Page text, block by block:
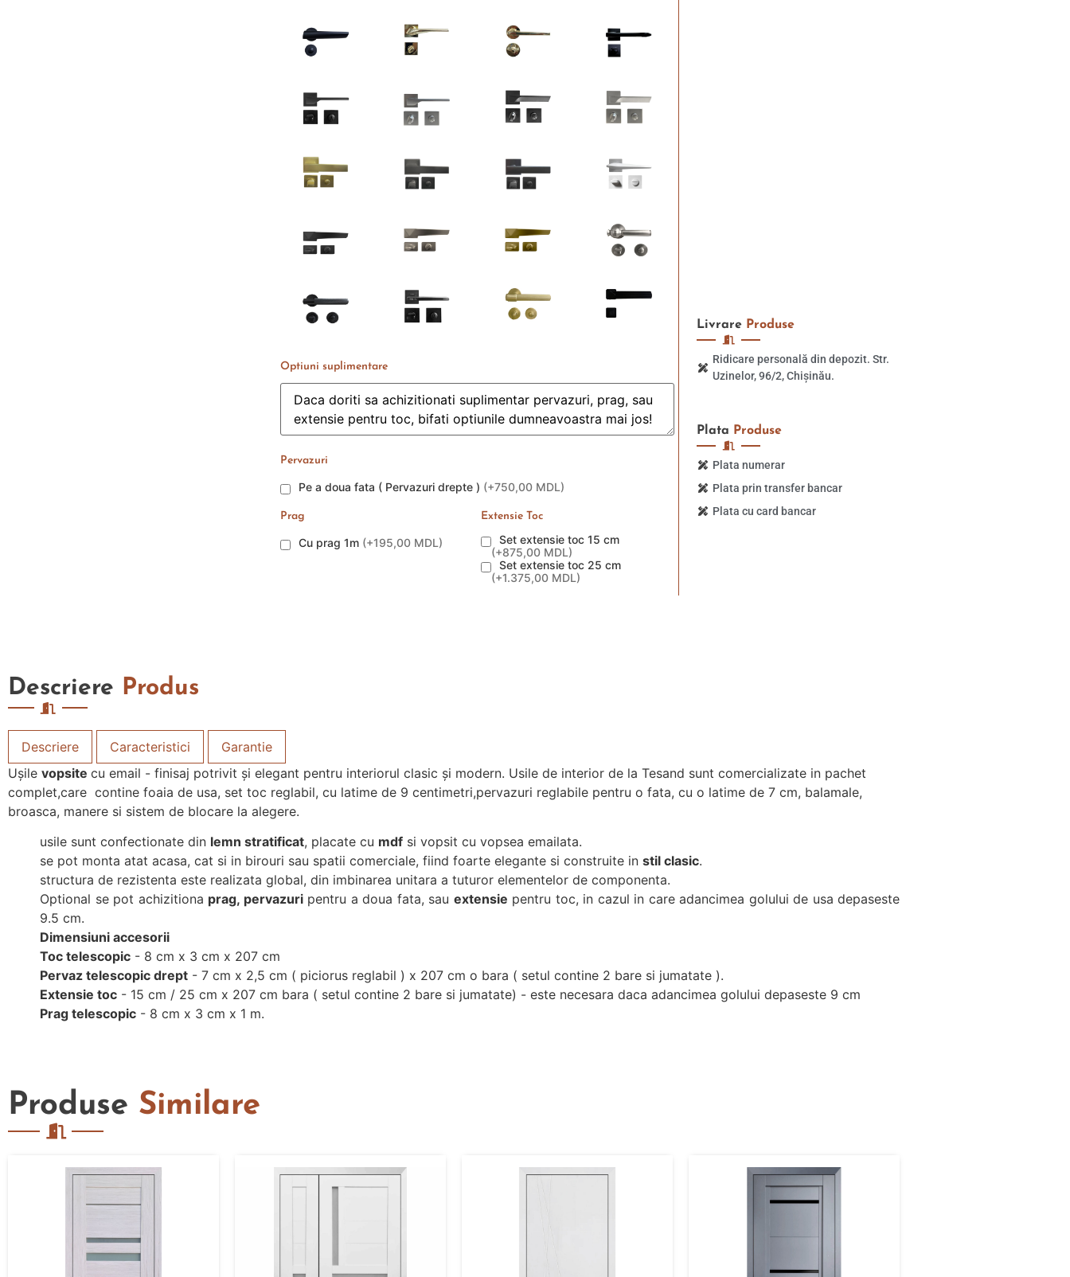
Optiuni suplimentare
Pervazuri
Pe a doua fata ( Pervazuri drepte ) (+750,00 MDL)
Prag
Cu prag 1m (+195,00 MDL)
Extensie Toc
Set extensie toc 15 cm
(+875,00 MDL)
Set extensie toc 25 cm
(+1.375,00 MDL)
Descriere Produs
Descriere Caracteristici
Garantie
Ușile vopsite cu email - finisaj potrivit și elegant pentru interiorul clasic și modern. Usile de interior de la Tesand sunt comercializate in pachet
complet,care contine foaia de usa, set toc reglabil, cu latime de 9 centimetri,pervazuri reglabile pentru o fata, cu o latime de 7 cm, balamale,
broasca, manere si sistem de blocare la alegere.
usile sunt confectionate din lemn stratificat, placate cu mdf si vopsit cu vopsea emailata.
se pot monta atat acasa, cat si in birouri sau spatii comerciale, fiind foarte elegante si construite in stil clasic.
structura de rezistenta este realizata global, din imbinarea unitara a tuturor elementelor de componenta.
Optional se pot achizitiona prag, pervazuripentru a doua fata, sau extensie pentru toc, in cazul in care adancimea golului de usa depaseste
9.5 cm.
Dimensiuni accesorii
Toc telescopic - 8 cm x 3 cm x 207 cm
Pervaz telescopic drept - 7 cm x 2,5 cm ( piciorus reglabil ) x 207 cm o bara ( setul contine 2 bare si jumatate ).
Extensie toc - 15 cm / 25 cm x 207 cm bara ( setul contine 2 bare si jumatate) - este necesara daca adancimea golului depaseste 9 cm
Prag telescopic - 8 cm x 3 cm x 1 m.
Livrare Produse
Ridicare personală din depozit. Str.
Uzinelor, 96/2, Chișinău.
Plata Produse
Plata numerar
Plata prin transfer bancar
Plata cu card bancar
Produse Similare